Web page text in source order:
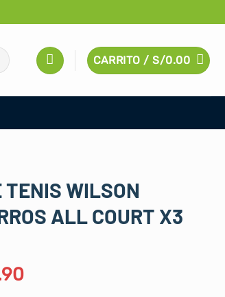
CARRITO /S/0.00
TENIS WILSON
ALL COURT X3
El